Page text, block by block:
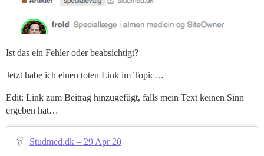
Ist das ein Fehler oder beabsichtigt?
Jetzt habe ich einen toten Link im Topic…
Edit: Link zum Beitrag hinzugefügt, falls mein Text keinen Sinn
ergeben hat…
Studmed.dk – 29 Apr 20